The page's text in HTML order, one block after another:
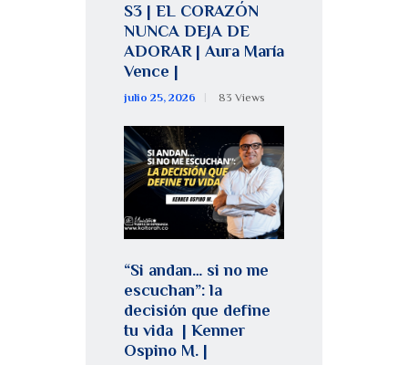
S3 | EL CORAZÓN
NUNCA DEJA DE
ADORAR | Aura María
Vence |
julio 25, 2026 83 Views
“Si andan… si no me
escuchan”: la
decisión que define
tu vida | Kenner
Ospino M. |